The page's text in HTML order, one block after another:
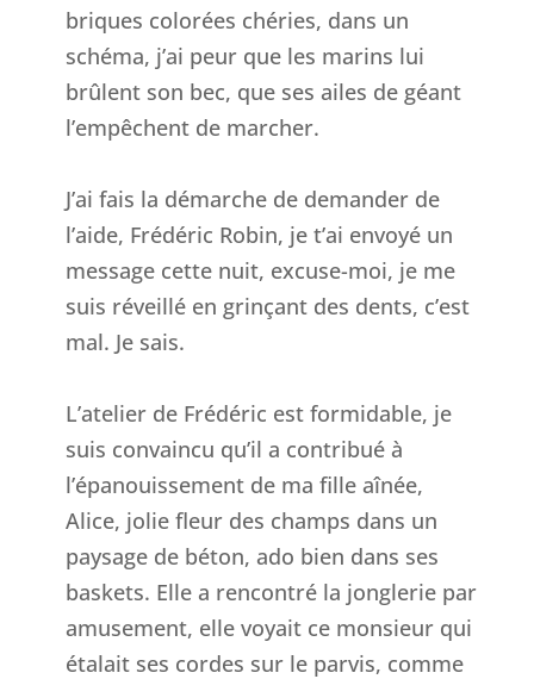
briques colorées chéries, dans un
schéma, j’ai peur que les marins lui
brûlent son bec, que ses ailes de géant
l’empêchent de marcher.
J’ai fais la démarche de demander de
l’aide, Frédéric Robin, je t’ai envoyé un
message cette nuit, excuse-moi, je me
suis réveillé en grinçant des dents, c’est
mal. Je sais.
L’atelier de Frédéric est formidable, je
suis convaincu qu’il a contribué à
l’épanouissement de ma fille aînée,
Alice, jolie fleur des champs dans un
paysage de béton, ado bien dans ses
baskets. Elle a rencontré la jonglerie par
amusement, elle voyait ce monsieur qui
étalait ses cordes sur le parvis, comme